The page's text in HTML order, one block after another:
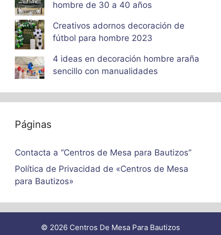
hombre de 30 a 40 años
Creativos adornos decoración de
fútbol para hombre 2023
4 ideas en decoración hombre araña
sencillo con manualidades
Páginas
Contacta a “Centros de Mesa para Bautizos”
Política de Privacidad de «Centros de Mesa
para Bautizos»
© 2026 Centros De Mesa Para Bautizos